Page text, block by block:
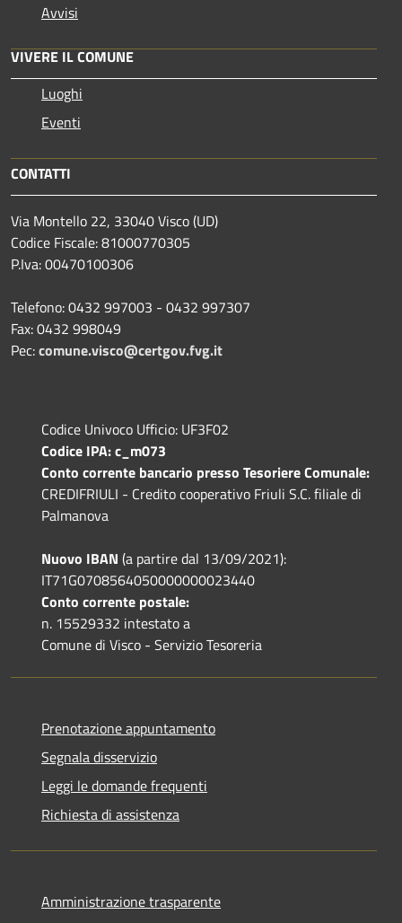
Avvisi
VIVERE IL COMUNE
Luoghi
Eventi
CONTATTI
Via Montello 22, 33040 Visco (UD)
Codice Fiscale: 81000770305
P.Iva: 00470100306
Telefono: 0432 997003 - 0432 997307
Fax: 0432 998049
Pec:comune.visco@certgov.fvg.it
Codice Univoco Ufficio: UF3F02
Codice IPA: c_m073
Conto corrente bancario presso Tesoriere Comunale:
CREDIFRIULI - Credito cooperativo Friuli S.C. filiale di
Palmanova
Nuovo IBAN (a partire dal 13/09/2021):
IT71G0708564050000000023440
Conto corrente postale:
n. 15529332 intestato a
Comune di Visco - Servizio Tesoreria
Prenotazione appuntamento
Segnala disservizio
Leggi le domande frequenti
Richiesta di assistenza
Amministrazione trasparente